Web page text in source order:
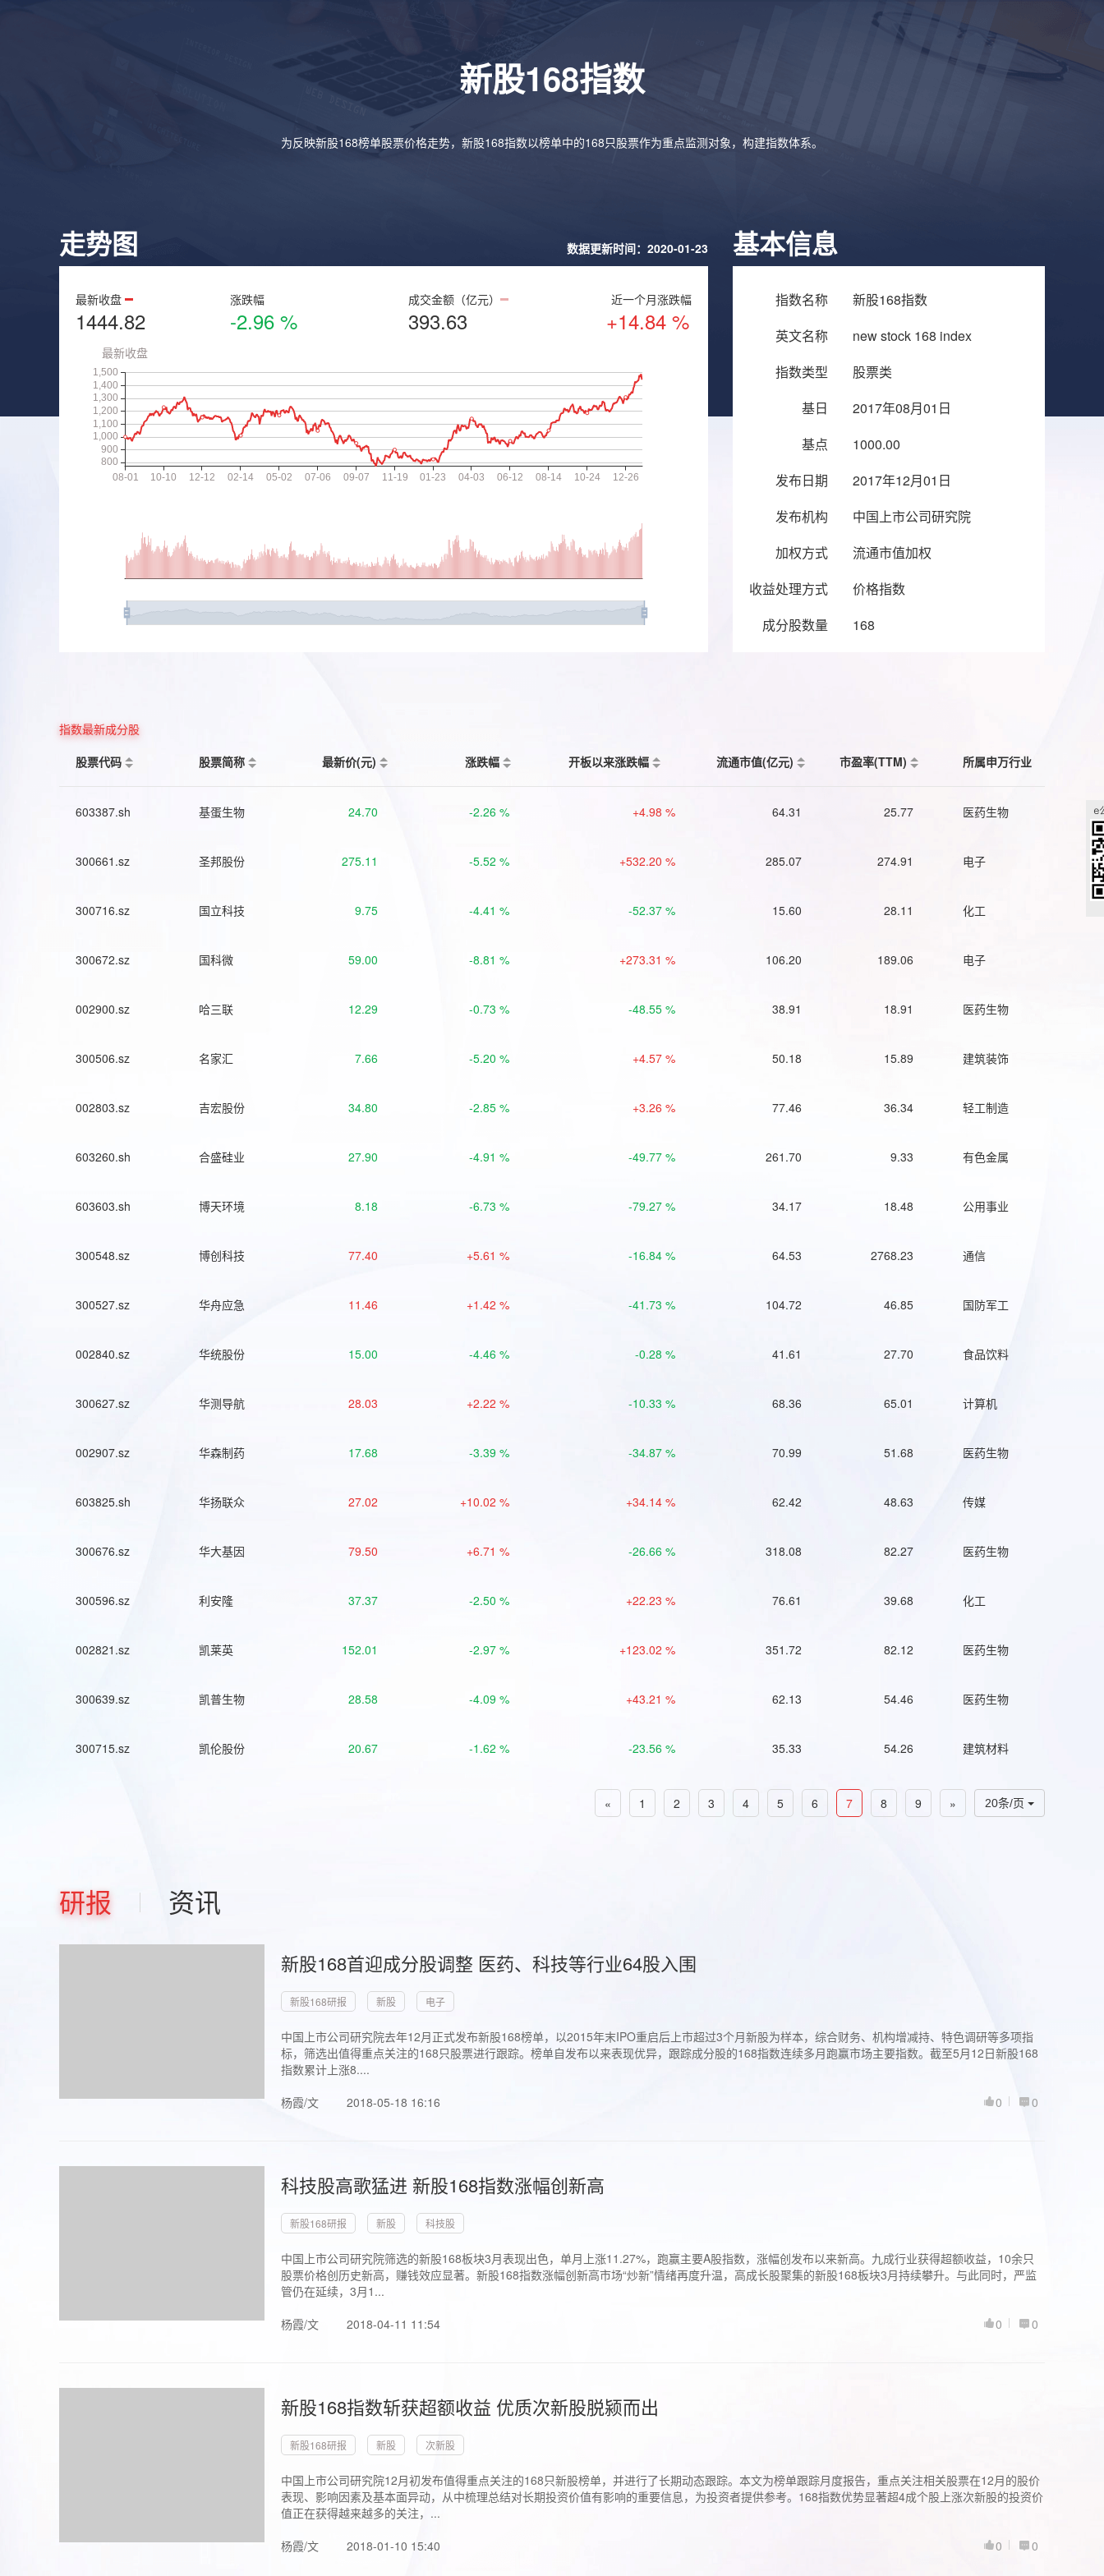
新股168指数
为反映新股168榜单股票价格走势，新股168指数以榜单中的168只股票作为重点监测对象，构建指数体系。
走势图 数据更新时间：2020-01-23
最新收盘
1444.82
涨跌幅
-2.96 %
成交金额（亿元）
393.63
近一个月涨跌幅
+14.84 %
基本信息
指数名称
新股168指数
英文名称
new stock 168 index
指数类型
股票类
基日
2017年08月01日
基点
1000.00
发布日期
2017年12月01日
发布机构
中国上市公司研究院
加权方式
流通市值加权
收益处理方式
价格指数
成分股数量
168
指数最新成分股
股票代码
股票简称 最新价(元) 涨跌幅 开板以来涨跌幅 流通市值(亿元) 市盈率(TTM) 所属申万行业
603387.sh 基蛋生物 24.70 -2.26 % +4.98 % 64.31 25.77 医药生物
300661.sz 圣邦股份 275.11 -5.52 % +532.20 % 285.07 274.91 电子
300716.sz 国立科技 9.75 -4.41 % -52.37 % 15.60 28.11 化工
300672.sz 国科微 59.00 -8.81 % +273.31 % 106.20 189.06 电子
002900.sz 哈三联 12.29 -0.73 % -48.55 % 38.91 18.91 医药生物
300506.sz 名家汇 7.66 -5.20 % +4.57 % 50.18 15.89 建筑装饰
002803.sz 吉宏股份 34.80 -2.85 % +3.26 % 77.46 36.34 轻工制造
603260.sh 合盛硅业 27.90 -4.91 % -49.77 % 261.70 9.33 有色金属
603603.sh 博天环境 8.18 -6.73 % -79.27 % 34.17 18.48 公用事业
300548.sz 博创科技 77.40 +5.61 % -16.84 % 64.53 2768.23 通信
300527.sz 华舟应急 11.46 +1.42 % -41.73 % 104.72 46.85 国防军工
002840.sz 华统股份 15.00 -4.46 % -0.28 % 41.61 27.70 食品饮料
300627.sz 华测导航 28.03 +2.22 % -10.33 % 68.36 65.01 计算机
002907.sz 华森制药 17.68 -3.39 % -34.87 % 70.99 51.68 医药生物
603825.sh 华扬联众 27.02 +10.02 % +34.14 % 62.42 48.63 传媒
300676.sz 华大基因 79.50 +6.71 % -26.66 % 318.08 82.27 医药生物
300596.sz 利安隆 37.37 -2.50 % +22.23 % 76.61 39.68 化工
002821.sz 凯莱英 152.01 -2.97 % +123.02 % 351.72 82.12 医药生物
300639.sz 凯普生物 28.58 -4.09 % +43.21 % 62.13 54.46 医药生物
300715.sz 凯伦股份 20.67 -1.62 % -23.56 % 35.33 54.26 建筑材料
20条/页
« 1 2 3 4 5 6 7 8 9 »
研报 资讯
新股168首迎成分股调整 医药、科技等行业64股入围
新股168研报 新股 电子
中国上市公司研究院去年12月正式发布新股168榜单，以2015年末IPO重启后上市超过3个月新股为样本，综合财务、机构增减持、特色调研等多项指
标，筛选出值得重点关注的168只股票进行跟踪。榜单自发布以来表现优异，跟踪成分股的168指数连续多月跑赢市场主要指数。截至5月12日新股168
指数累计上涨8....
杨霞/文
2018-05-18 16:16 0
0
科技股高歌猛进 新股168指数涨幅创新高
新股168研报 新股 科技股
中国上市公司研究院筛选的新股168板块3月表现出色，单月上涨11.27%，跑赢主要A股指数，涨幅创发布以来新高。九成行业获得超额收益，10余只
股票价格创历史新高，赚钱效应显著。新股168指数涨幅创新高市场“炒新”情绪再度升温，高成长股聚集的新股168板块3月持续攀升。与此同时，严监
管仍在延续，3月1...
杨霞/文
2018-04-11 11:54 0
0
新股168指数斩获超额收益 优质次新股脱颍而出
新股168研报 新股 次新股
中国上市公司研究院12月初发布值得重点关注的168只新股榜单，并进行了长期动态跟踪。本文为榜单跟踪月度报告，重点关注相关股票在12月的股价
表现、影响因素及基本面异动，从中梳理总结对长期投资价值有影响的重要信息，为投资者提供参考。168指数优势显著超4成个股上涨次新股的投资价
值正在获得越来越多的关注，...
杨霞/文
2018-01-10 15:40 0
0